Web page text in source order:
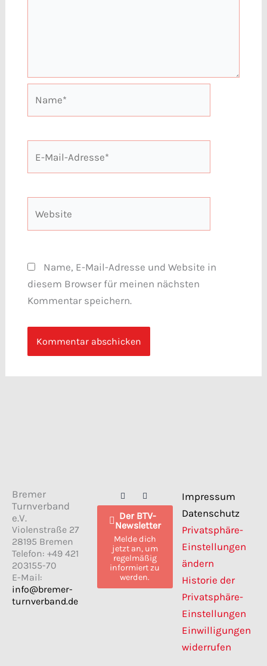
Mail-
Name, E-Mail-Adresse und Website in
diesem Browser für meinen nächsten
Kommentar speichern.
Bremer
Turnverband
e.V.
Violenstraße 27
28195 Bremen
Telefon: +49 421
203155-70
E-Mail:
info@bremer-
turnverband.de
F
a
c
e
b
o
k
I
n
s
t
a
r
a
m
Der BTV-
Newsletter
Melde dich
jetzt an, um
regelmäßig
informiert zu
werden.
Impressum
Datenschutz
Privatsphäre-
Einstellungen
ändern
Historie der
Privatsphäre-
Einstellungen
Einwilligungen
widerrufen